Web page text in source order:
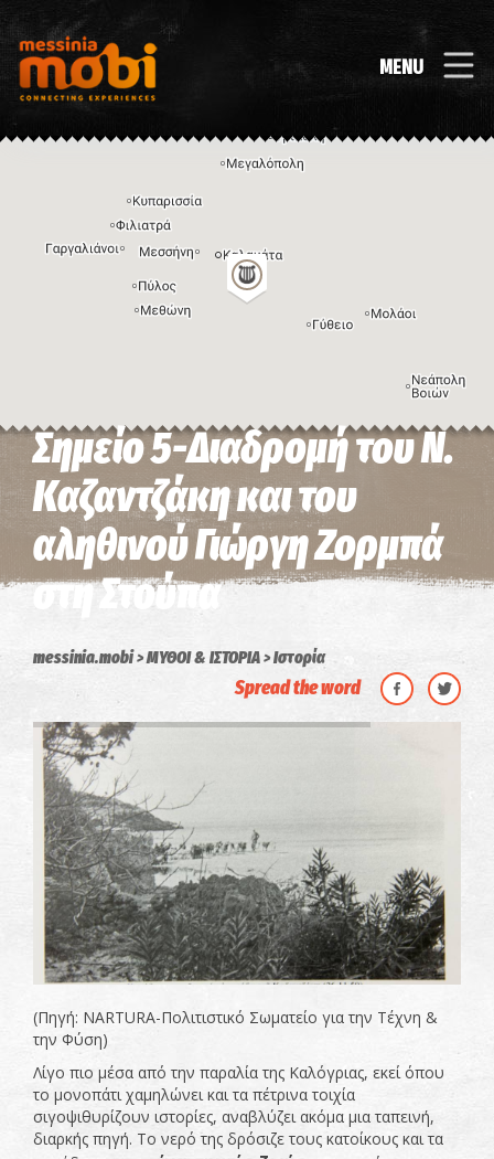
MENU
Η εικόνα ενδέχεται να υπόκειται σε πνευματικά δικαιώματα
Σημείο 5-Διαδρομή του Ν.
Καζαντζάκη και του
αληθινού Γιώργη Ζορμπά
στη Στούπα
messinia.mobi ΜΥΘΟΙ & ΙΣΤΟΡΙΑ Ιστορία
Spread the word
(Πηγή: NARTURA-Πολιτιστικό Σωματείο για την Τέχνη &
την Φύση)
Λίγο πιο μέσα από την παραλία της Καλόγριας, εκεί όπου
το μονοπάτι χαμηλώνει και τα πέτρινα τοιχία
σιγοψιθυρίζουν ιστορίες, αναβλύζει ακόμα μια ταπεινή,
διαρκής πηγή. Το νερό της δρόσιζε τους κατοίκους και τα